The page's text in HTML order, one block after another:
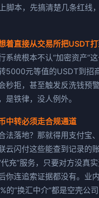
脚本，先搞清楚几条红线
着直接从交易所把USDT
系统根本不认“加密资产”
5000元等值的USDT到招
秒拒，甚至触发反洗钱预
是铁律，没人例外。
中转必须走合规通道
法落地？那就得用支付宝、
云闪付这些能查到记录的
代充”服务，只要对方没真
你连追索证据都没有。业内
的“换汇中介”都是空壳公司